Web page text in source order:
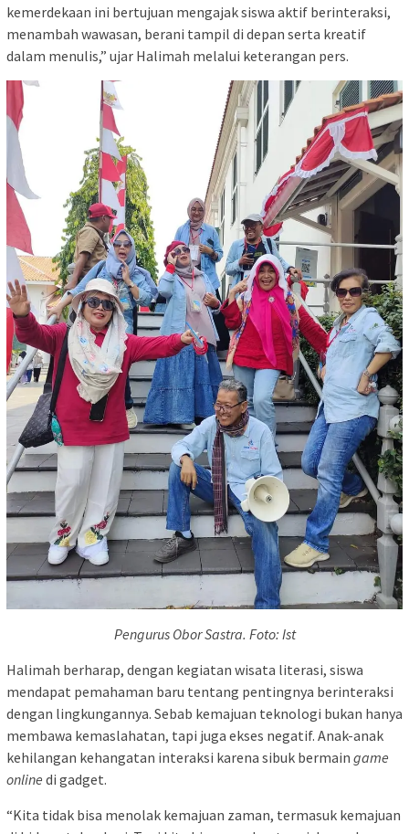
kemerdekaan ini bertujuan mengajak siswa aktif berinteraksi,
menambah wawasan, berani tampil di depan serta kreatif
dalam menulis,” ujar Halimah melalui keterangan pers.
Pengurus Obor Sastra. Foto: Ist
Halimah berharap, dengan kegiatan wisata literasi, siswa
mendapat pemahaman baru tentang pentingnya berinteraksi
dengan lingkungannya. Sebab kemajuan teknologi bukan hanya
membawa kemaslahatan, tapi juga ekses negatif. Anak-anak
kehilangan kehangatan interaksi karena sibuk bermain game
online di gadget.
“Kita tidak bisa menolak kemajuan zaman, termasuk kemajuan